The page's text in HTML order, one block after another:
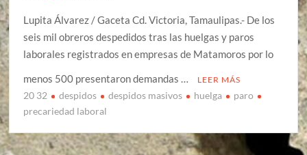
Lupita Álvarez / Gaceta Cd. Victoria, Tamaulipas.- De los
seis mil obreros despedidos tras las huelgas y paros
laborales registrados en empresas de Matamoros por lo
menos 500 presentaron demandas …
LEER MÁS
20 32 despidos despidos masivos huelga
paro
precariedad laboral